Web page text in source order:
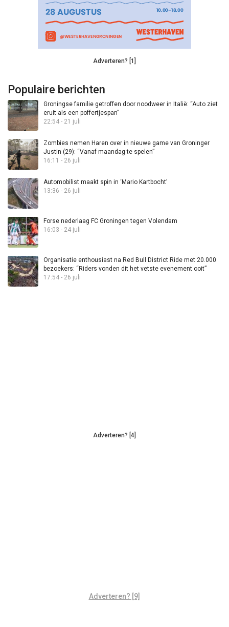
Adverteren? [1]
Populaire berichten
Groningse familie getroffen door noodweer in Italië: “Auto ziet
eruit als een poffertjespan”
22:54 - 21 juli
Zombies nemen Haren over in nieuwe game van Groninger
Justin (29): “Vanaf maandag te spelen”
16:11 - 26 juli
Automobilist maakt spin in ‘Mario Kartbocht’
13:36 - 26 juli
Forse nederlaag FC Groningen tegen Volendam
16:03 - 24 juli
Organisatie enthousiast na Red Bull District Ride met 20.000
bezoekers: “Riders vonden dit het vetste evenement ooit”
17:54 - 26 juli
Adverteren? [4]
Adverteren? [9]